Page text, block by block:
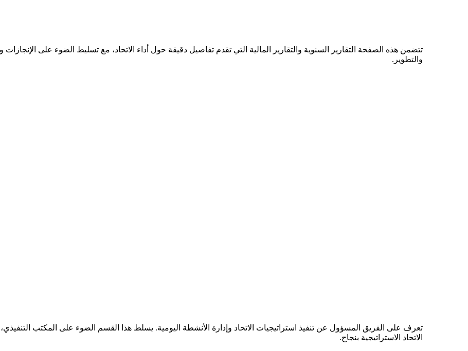
تتضمن هذه الصفحة التقارير السنوية والتقارير المالية التي تقدم تفاصيل دقيقة حول أداء الاتحاد، مع تسليط الضوء على
والتطوير.
تعرف على الفريق المسؤول عن تنفيذ استراتيجيات الاتحاد وإدارة الأنشطة اليومية. يسلط هذا القسم الضوء على المكتب
الاتحاد الاستراتيجية بنجاح.